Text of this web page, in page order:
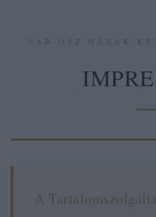
VAR-OSZ HÁZAK
A